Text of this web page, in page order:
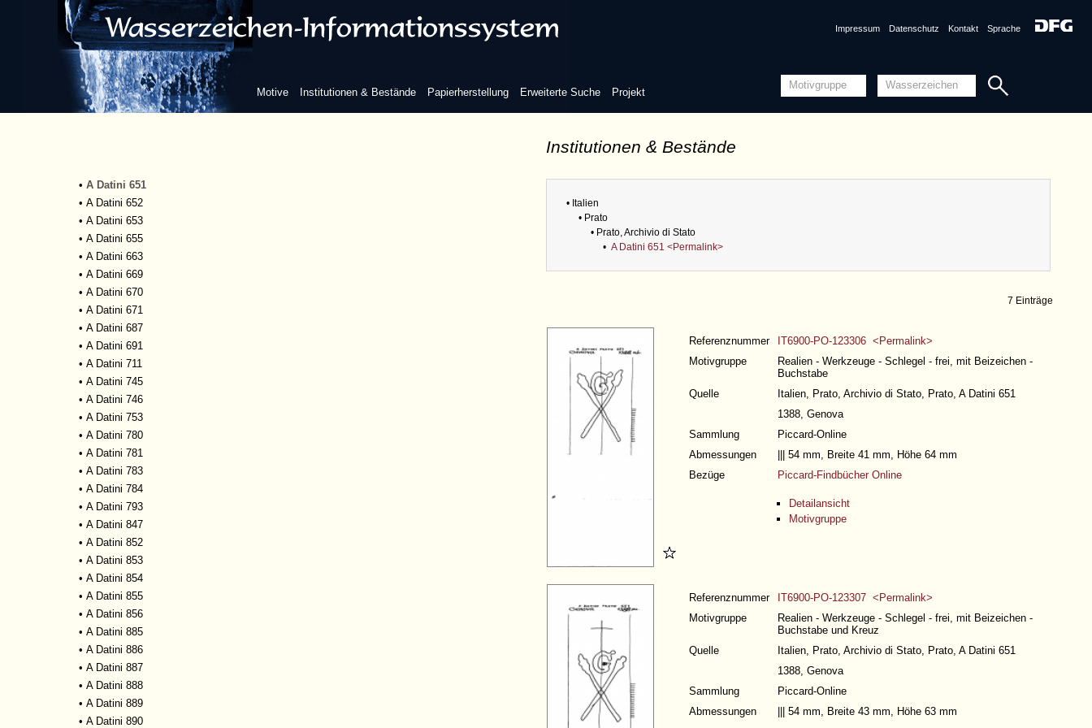
Motive Institutionen & Bestände Papierherstellung Erweiterte Suche Projekt
Impressum Datenschutz Kontakt Sprache
Institutionen & Bestände
•A Datini 636
•A Datini 637
•A Datini 638
•A Datini 639
•A Datini 640
•A Datini 641
•A Datini 642
• A Datini 651
• A Datini 652
• A Datini 653
• A Datini 655
• A Datini 663
• A Datini 669
• A Datini 670
• A Datini 671
• A Datini 687
• A Datini 691
• A Datini 711
• A Datini 745
• A Datini 746
• A Datini 753
• A Datini 780
• A Datini 781
• A Datini 783
• A Datini 784
• A Datini 793
• A Datini 847
• A Datini 852
• A Datini 853
• A Datini 854
• A Datini 855
• A Datini 856
• A Datini 885
• A Datini 886
• A Datini 887
• A Datini 888
• A Datini 889
• A Datini 890
• Italien
• Prato
• Prato, Archivio di Stato
•A Datini 651 <Permalink>
7 Einträge
Referenznummer
IT6900-PO-123306 <Permalink>
Motivgruppe
Realien - Werkzeuge - Schlegel - frei, mit Beizeichen -
Buchstabe
Quelle
Italien, Prato, Archivio di Stato, Prato, A Datini 651
1388, Genova
Sammlung
Piccard-Online
Abmessungen
||| 54 mm, Breite 41 mm, Höhe 64 mm
Bezüge
Piccard-Findbücher Online
Detailansicht
Motivgruppe
Referenznummer
IT6900-PO-123307 <Permalink>
Motivgruppe
Realien - Werkzeuge - Schlegel - frei, mit Beizeichen -
Buchstabe und Kreuz
Quelle
Italien, Prato, Archivio di Stato, Prato, A Datini 651
1388, Genova
Sammlung
Piccard-Online
Abmessungen
||| 54 mm, Breite 43 mm, Höhe 63 mm